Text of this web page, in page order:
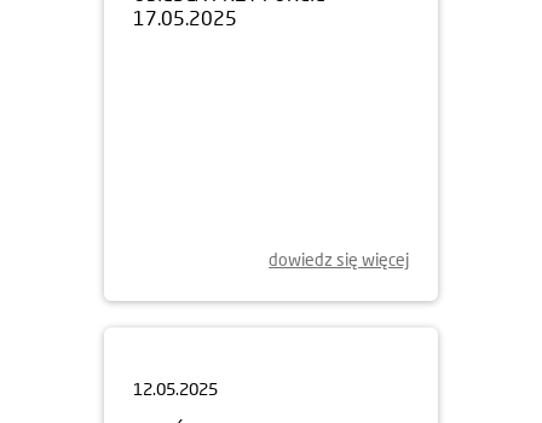
dowiedz się więcej
DZIEŃ OTWARTY